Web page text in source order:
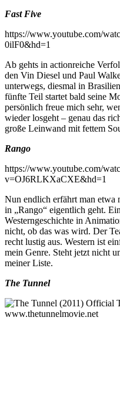
Fast Five
https://www.youtube.com/
0ilF0&hd=1
Ab gehts in actionreiche
den Vin Diesel und Paul
unterwegs, diesmal in
fünfte Teil startet bald seine
persönlich freue mich sehr,
wieder losgeht – genau das
große Leinwand mit fettem
Rango
https://www.youtube.com/
v=OJ6RLKXaCXE&hd=1
Nun endlich erfährt man etwa
in „Rango“ eigentlich geht.
Westerngeschichte in
nicht, ob das was wird. Der
recht lustig aus. Western ist
mein Genre. Steht jetzt nicht
meiner Liste.
The Tunnel